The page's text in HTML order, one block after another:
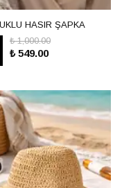
HASIR ŞAPKA
₺ 1,000.00
₺ 549.00